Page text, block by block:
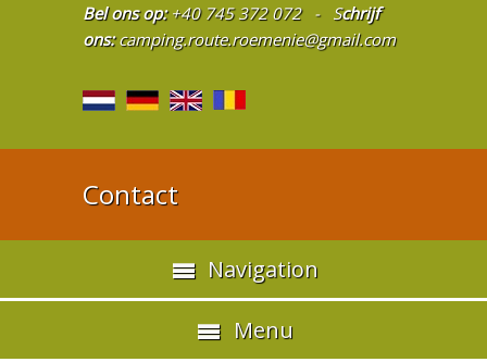
Bel ons op:+40 745 372 072 - Schrijf
ons:camping.route.roemenie@gmail.com
Contact
Navigation
Menu